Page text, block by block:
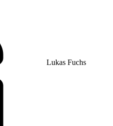
Lukas Fuchs